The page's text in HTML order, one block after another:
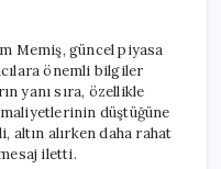
Günü
İçin
Önemli
Uyarılar
için
Memiş, güncel piyasa
önemli bilgiler
yanı sıra, özellikle
düştüğüne
altın alırken daha rahat
iletti.